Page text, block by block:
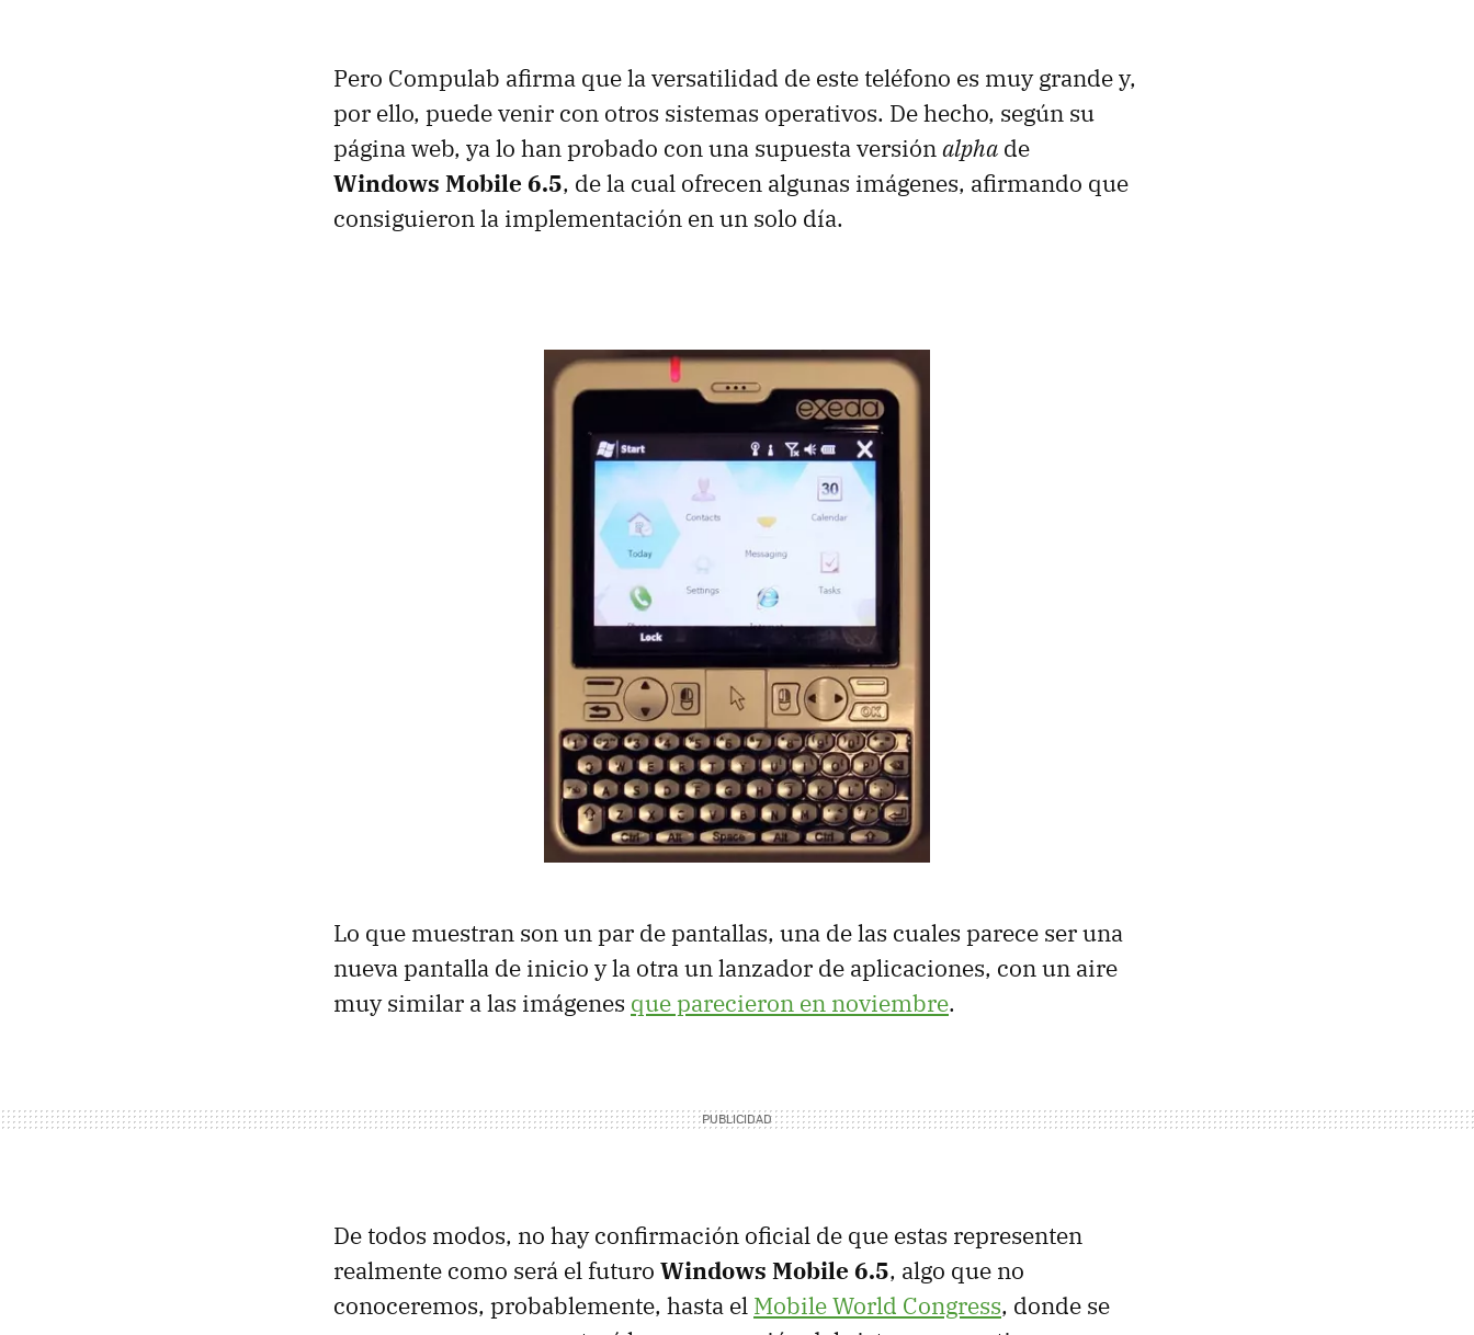
Pero Compulab afirma que la versatilidad de este teléfono es muy grande y,
por ello, puede venir con otros sistemas operativos. De hecho, según su
página web, ya lo han probado con una supuesta versiónalpha de
Windows Mobile 6.5, de la cual ofrecen algunas imágenes, afirmando que
consiguieron la implementación en un solo día.
Lo que muestran son un par de pantallas, una de las cuales parece ser una
nueva pantalla de inicio y la otra un lanzador de aplicaciones, con un aire
muy similar a las imágenes que parecieron en noviembre.
De todos modos, no hay confirmación oficial de que estas representen
realmente como será el futuro Windows Mobile 6.5, algo que no
conoceremos, probablemente, hasta el Mobile World Congress, donde se